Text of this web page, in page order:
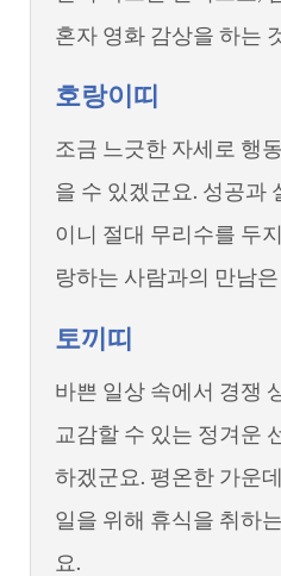
혼자 영화 감상을 하는
호랑이띠
조금 느긋한 자세로 행
을 수 있겠군요. 성공과
이니 절대 무리수를 두
랑하는 사람과의 만남
토끼띠
바쁜 일상 속에서 경쟁
교감할 수 있는 정겨운
하겠군요. 평온한 가운
일을 위해 휴식을 취하
요.